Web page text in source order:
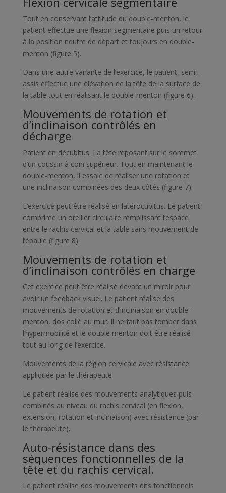
Tout en conservant l’attitude du double-menton, le
patient effectue une flexion segmentaire puis un retour
à la position neutre de départ et toujours en double-
menton (figure 5).
Dans une autre variante de l’exercice, le patient, semi-
assis effectue une élévation de la tête de la surface de
la table tout en réalisant le double-menton (figure 6).
Mouvements de rotation et
d’inclinaison contrôlés en
décharge
Patient en décubitus. La tête reposant sur le sommet
d’un coussin à coin supérieur. Tout en maintenant le
double-menton, il essaie de réaliser une rotation et
une inclinaison combinées des deux côtés (figure 7).
L’exercice peut être réalisé en latérocubitus. Le patient
comprime un oreiller circulaire remplissant l’espace
entre le rachis cervical et la table sans mouvement de
l’épaule (figure 8).
Mouvements de rotation et
d’inclinaison contrôlés en charge
Cet exercice peut être réalisé devant un miroir pour
avoir un feedback visuel. Le patient réalise des
mouvements de rotation et d’inclinaison en double-
menton, dos collé au mur. Il ne faut pas tomber dans
l’hypermobilité et le double menton doit être réalisé
tout au long de l’exercice.
Mouvements de la région cervicale avec résistance
appliquée par le thérapeute
Le patient réalise des mouvements analytiques puis
combinés au niveau du rachis cervical (en flexion,
extension, rotation et inclinaison) avec résistance (par
le thérapeute).
Auto-résistance dans des
séquences fonctionnelles de la
tête et du rachis cervical.
Le patient réalise des mouvements dits fonctionnels